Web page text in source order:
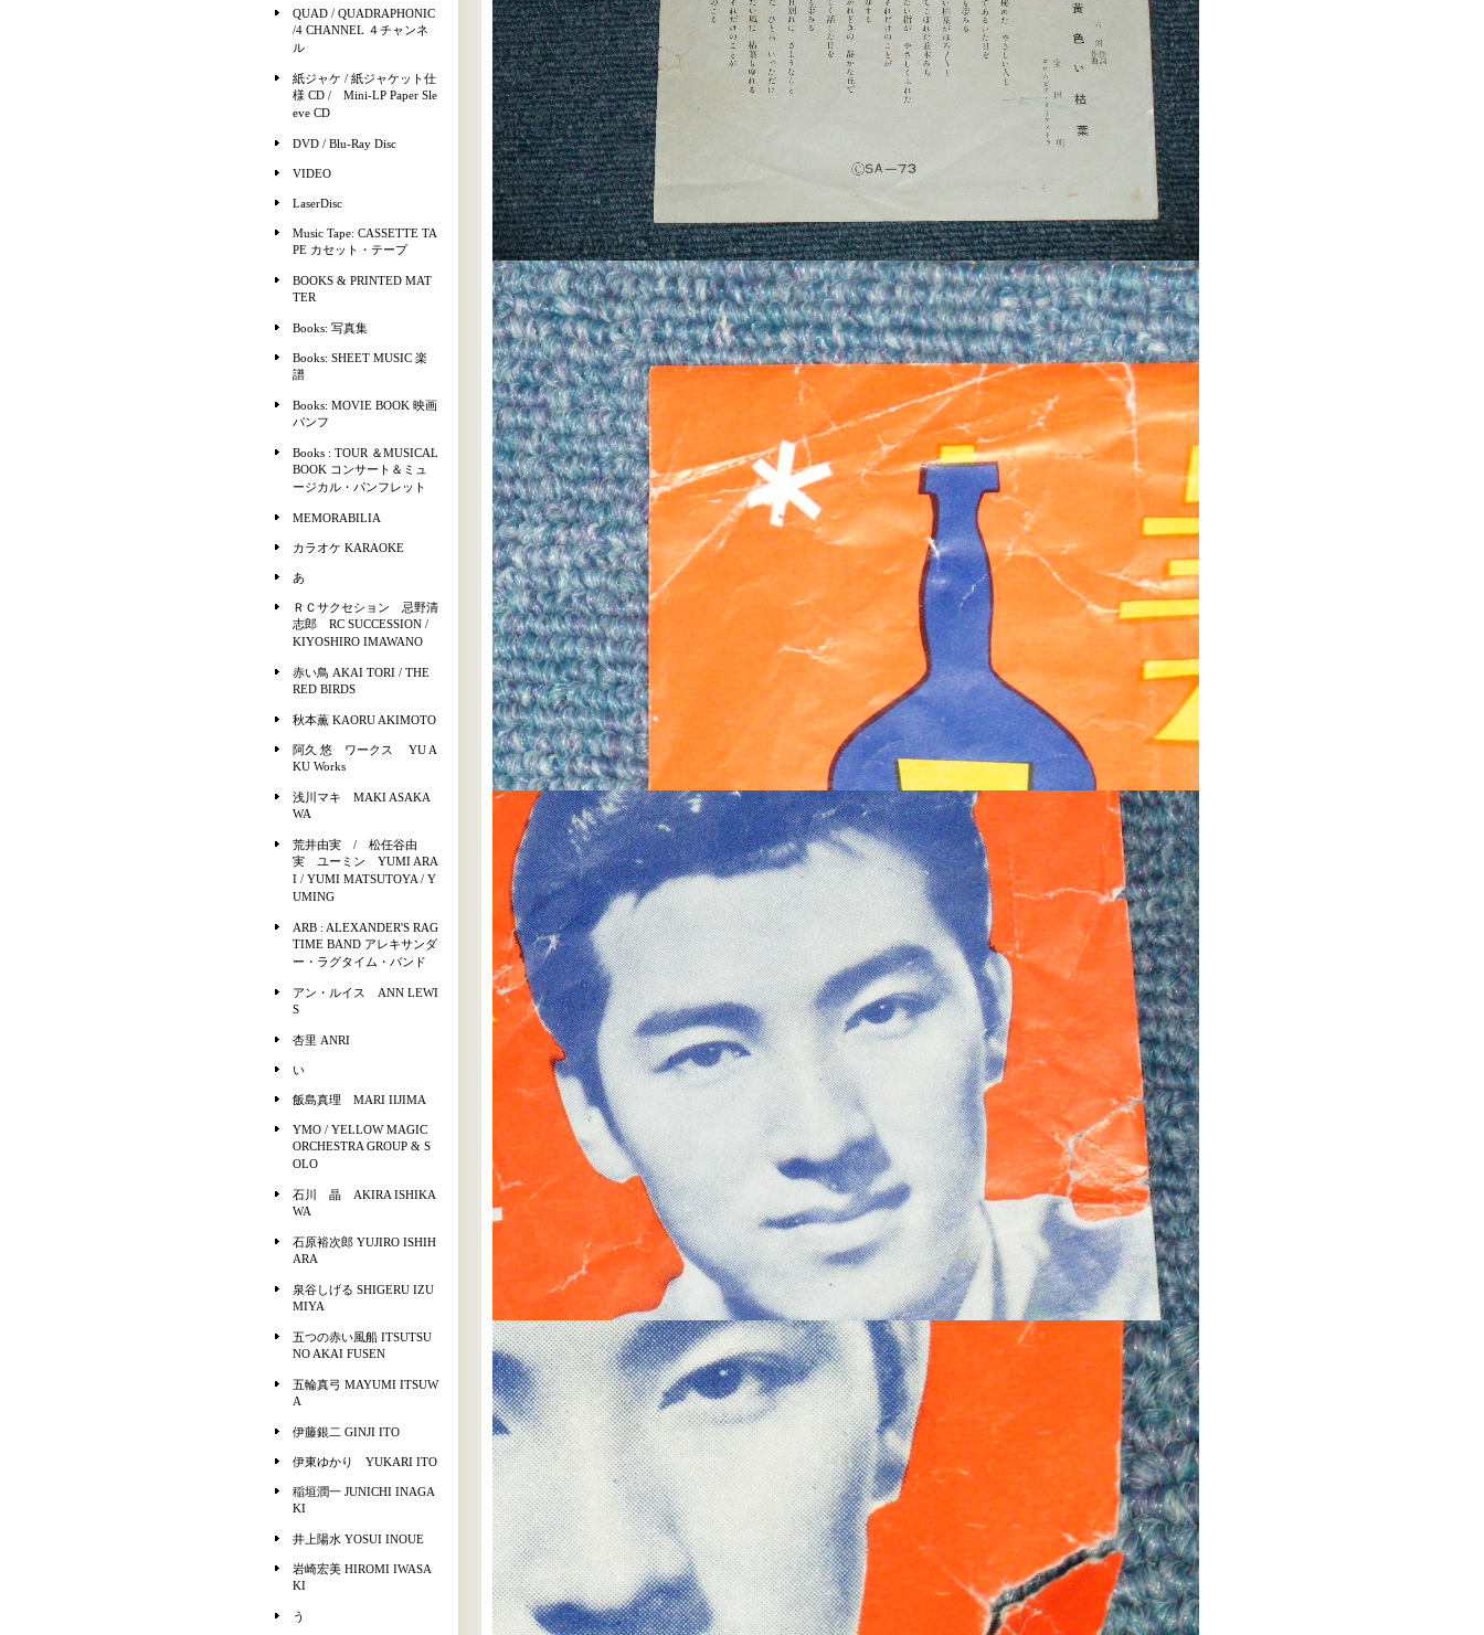
QUAD / QUADRAPHONIC
/4 CHANNEL ４チャンネ
ル
紙ジャケ / 紙ジャケット仕
様 CD / Mini-LP Paper Sle
eve CD
DVD / Blu-Ray Disc
VIDEO
LaserDisc
Music Tape: CASSETTE TA
PE カセット・テープ
BOOKS & PRINTED MAT
TER
Books: 写真集
Books: SHEET MUSIC 楽
譜
Books: MOVIE BOOK 映画
パンフ
Books : TOUR ＆MUSICAL
BOOK コンサート＆ミュ
ージカル・パンフレット
MEMORABILIA
カラオケ KARAOKE
あ
ＲＣサクセション 忌野清
志郎 RC SUCCESSION /
KIYOSHIRO IMAWANO
赤い鳥 AKAI TORI / THE
RED BIRDS
秋本薫 KAORU AKIMOTO
阿久 悠 ワークス YU A
KU Works
浅川マキ MAKI ASAKA
WA
荒井由実 / 松任谷由
実 ユーミン YUMI ARA
I / YUMI MATSUTOYA / Y
UMING
ARB : ALEXANDER'S RAG
TIME BAND アレキサンダ
ー・ラグタイム・バンド
アン・ルイス ANN LEWI
S
杏里 ANRI
い
飯島真理 MARI IIJIMA
YMO / YELLOW MAGIC
ORCHESTRA GROUP & S
OLO
石川 晶 AKIRA ISHIKA
WA
石原裕次郎 YUJIRO ISHIH
ARA
泉谷しげる SHIGERU IZU
MIYA
五つの赤い風船 ITSUTSU
NO AKAI FUSEN
五輪真弓 MAYUMI ITSUW
A
伊藤銀二 GINJI ITO
伊東ゆかり YUKARI ITO
稲垣潤一 JUNICHI INAGA
KI
井上陽水 YOSUI INOUE
岩崎宏美 HIROMI IWASA
KI
う